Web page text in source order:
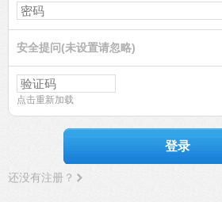
安全提问(未设置请忽略)
点击重新加载
登录
还没有注册？